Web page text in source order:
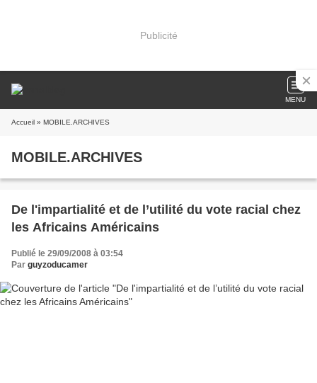
Publicité
MENU
Accueil » MOBILE.ARCHIVES
MOBILE.ARCHIVES
De l'impartialité et de l’utilité du vote racial chez
les Africains Américains
Publié le 29/09/2008 à 03:54
Par guyzoducamer